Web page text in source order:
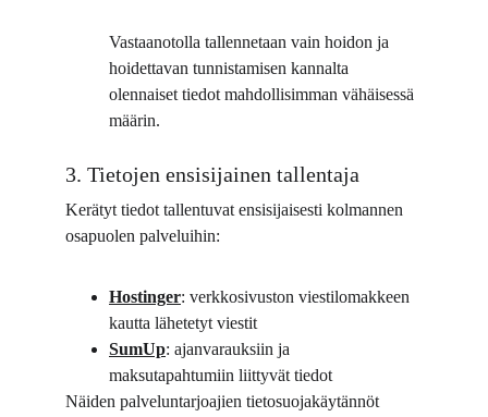
Vastaanotolla tallennetaan vain hoidon ja
hoidettavan tunnistamisen kannalta
olennaiset tiedot mahdollisimman vähäisessä
määrin.
3. Tietojen ensisijainen tallentaja
Kerätyt tiedot tallentuvat ensisijaisesti kolmannen
osapuolen palveluihin:
Hostinger: verkkosivuston viestilomakkeen
kautta lähetetyt viestit
SumUp: ajanvarauksiin ja
maksutapahtumiin liittyvät tiedot
Näiden palveluntarjoajien tietosuojakäytännöt